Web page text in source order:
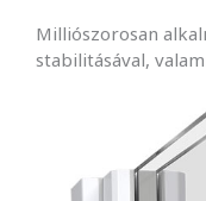
Milliószorosan
stabilitásával,